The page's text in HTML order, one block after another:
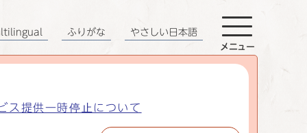
ス提供一時停止について
ふりがな やさしい日本語
メニュー